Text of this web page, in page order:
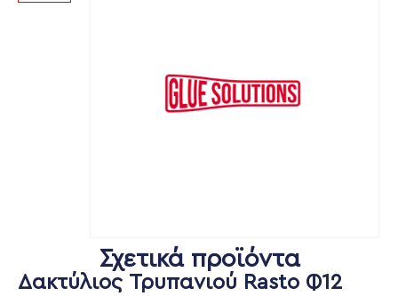
Σχετικά προϊόντα
Δακτύλιος Τρυπανιού Rasto Φ12